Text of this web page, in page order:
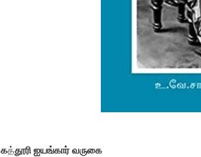
கத்தூரி ஐயங்கார் வருகை